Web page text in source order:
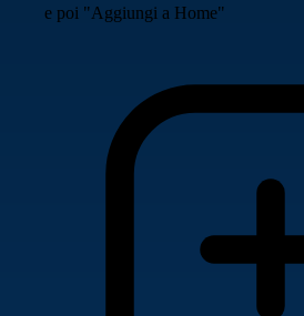
e poi "Aggiungi a Home"